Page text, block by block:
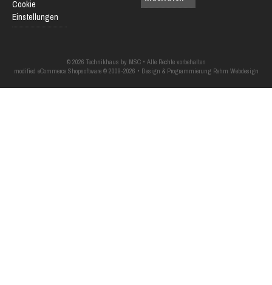
Cookie
Einstellungen
© 2026 Technikhaus by MSC • Alle Rechte vorbehalten
modified eCommerce Shopsoftware © 2009-2026 • Design & Programmierung Rehm Webdesign